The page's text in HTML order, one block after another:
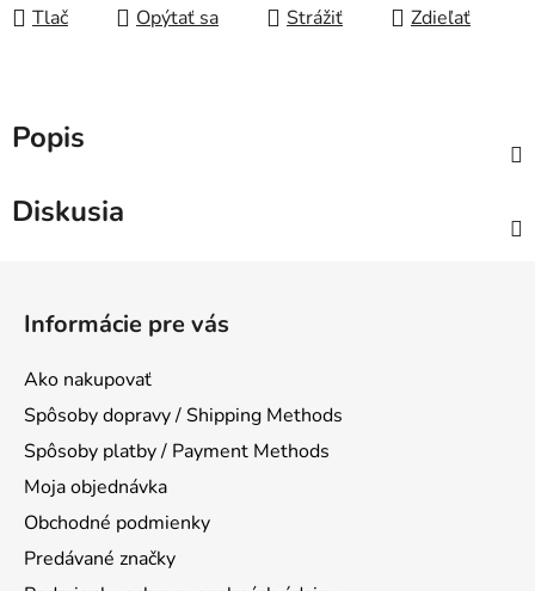
Tlač Opýtať sa Strážiť Zdieľať
Popis
Diskusia
Informácie pre vás
Ako nakupovať
Spôsoby dopravy / Shipping Methods
Spôsoby platby / Payment Methods
Moja objednávka
Obchodné podmienky
Predávané značky